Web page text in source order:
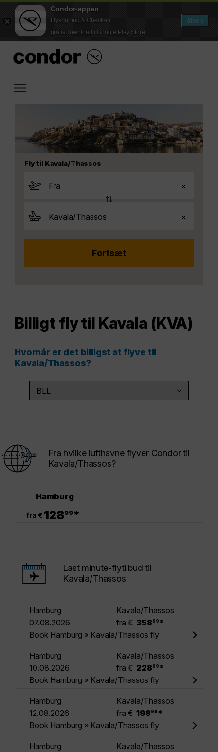
Condor-appen
Flysøgning & Check-in
gratisDownload i Google Play Store
åben
Fly til Kavala/Thassos
Billigt fly til Kavala (KVA)
Hvornår er det billigst at flyve til
Kavala/Thassos?
Fra hvilke lufthavne flyver Condor til
Kavala/Thassos?
Hamburg
fra € 12899*
Last minute-flytilbud til
Kavala/Thassos
Hamburg
Kavala/Thassos
07.08.2026
fra € 358 99 *
Book Hamburg » Kavala/Thassos fly
Hamburg
Kavala/Thassos
10.08.2026
fra € 228 99 *
Book Hamburg » Kavala/Thassos fly
Hamburg
Kavala/Thassos
12.08.2026
fra € 198 99 *
Book Hamburg » Kavala/Thassos fly
Hamburg
Kavala/Thassos